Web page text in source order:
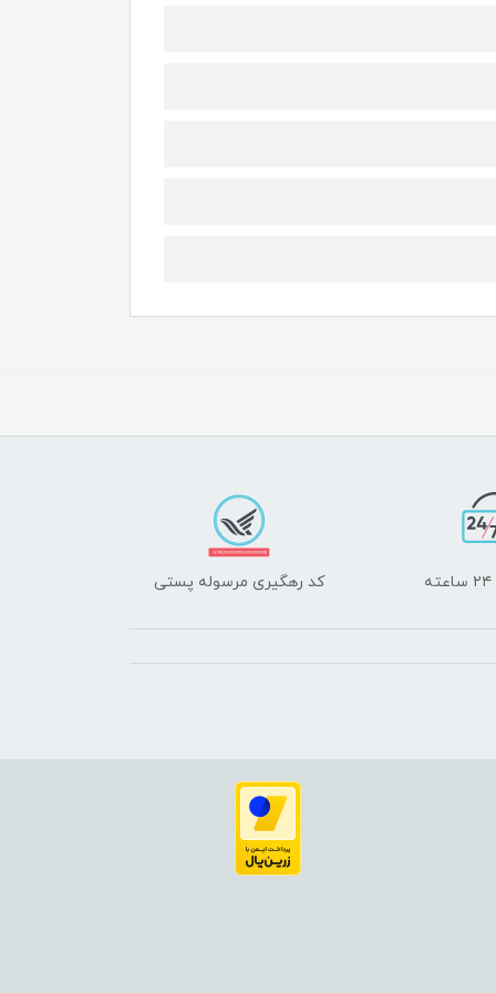
کد رهگیری مرسوله پستی